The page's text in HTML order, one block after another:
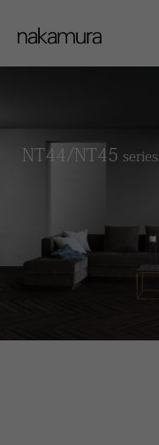
Couch/
NT44/NT45 series